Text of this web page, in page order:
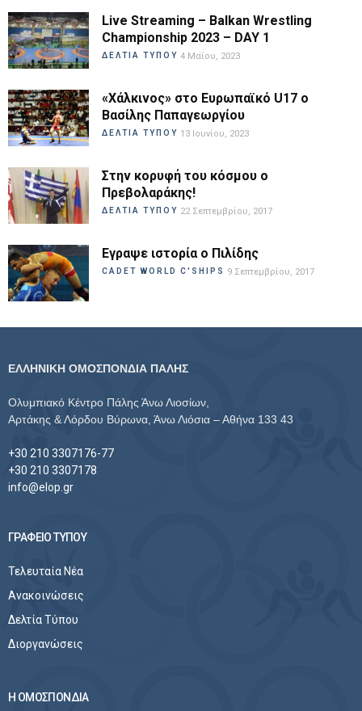
Live Streaming – Balkan Wrestling
Championship 2023 – DAY 1
ΔΕΛΤΙΑ ΤΥΠΟΥ 4 Μαΐου, 2023
«Χάλκινος» στο Ευρωπαϊκό U17 ο
Βασίλης Παπαγεωργίου
ΔΕΛΤΙΑ ΤΥΠΟΥ 13 Ιουνίου, 2023
Στην κορυφή του κόσμου ο
Πρεβολαράκης!
ΔΕΛΤΙΑ ΤΥΠΟΥ 22 Σεπτεμβρίου, 2017
Εγραψε ιστορία ο Πιλίδης
CADET WORLD C'SHIPS 9 Σεπτεμβρίου, 2017
ΕΛΛΗΝΙΚΗ ΟΜΟΣΠΟΝΔΙΑ ΠΑΛΗΣ
Ολυμπιακό Κέντρο Πάλης Άνω Λιοσίων,
Αρτάκης & Λόρδου Βύρωνα, Άνω Λιόσια – Αθήνα 133 43
+30 210 3307176-77
+30 210 3307178
info@elop.gr
ΓΡΑΦΕΙΟ ΤΥΠΟΥ
Τελευταία Νέα
Ανακοινώσεις
Δελτία Τύπου
Διοργανώσεις
Η ΟΜΟΣΠΟΝΔΙΑ